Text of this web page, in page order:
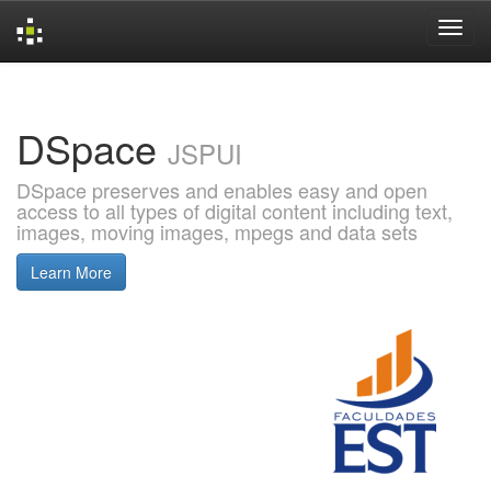
DSpace JSPUI
DSpace preserves and enables easy and open
access to all types of digital content including text,
images, moving images, mpegs and data sets
Learn More